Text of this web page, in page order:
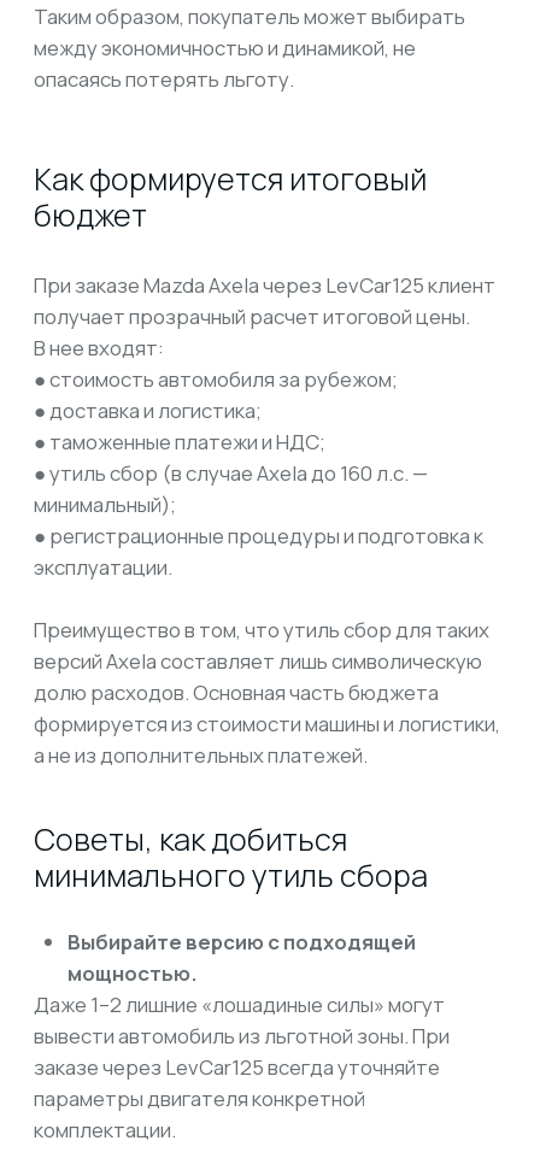
Даже 1–2 лишние «лошадиные силы» могут
вывести автомобиль из льготной зоны. При
заказе через LevCar125 всегда уточняйте
параметры двигателя конкретной
Для машин старше трёх лет ставка утиль сбора
выше, чем для новых. Поэтому при одинаковой
мощности выгоднее брать более свежий
автомобиль.
Избегайте тюнинга и форсирования
двигателя.
Если при сертификации выявится, что мощность
выше заявленных 160 л.с., льгота будет
Планируйте покупку заранее.
С приближением даты вступления новых правил
спрос на автомобили до 160 л.с. растёт, и
выгодные версии разбирают быстрее.
Сравнение с конкурентами
Honda Fit, Nissan Note и Hyundai Elantra. Все они
также попадают под минимальный утиль сбор.
Однако у Axela есть свои сильные стороны:
● более динамичный характер (особенно у
версии 2,0 л / 150 л.с.);
середину: сохраняя доступность по утиль
от вождения.
Mazda Axela в версиях до 160 л.с. — это
современный, стильный и динамичный
автомобиль, который при правильном выборе
комплектации позволяет платить минимальный
утиль сбор. За счёт этого итоговая цена «под
ключ» становится доступнее, а сама покупка —
В каталоге LevCar125 вы можете выбрать
подходящую Mazda Axela и рассчитать её